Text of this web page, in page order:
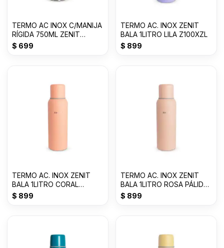
TERMO AC INOX C/MANIJA
RÍGIDA 750ML ZENIT
CELESTE PASTEL
$ 699
TERMO AC. INOX ZENIT
BALA 1LITRO LILA Z100XZL
$ 899
TERMO AC. INOX ZENIT
BALA 1LITRO CORAL
Z100XZCR
$ 899
TERMO AC. INOX ZENIT
BALA 1LITRO ROSA PÁLIDO
Z100XZP
$ 899